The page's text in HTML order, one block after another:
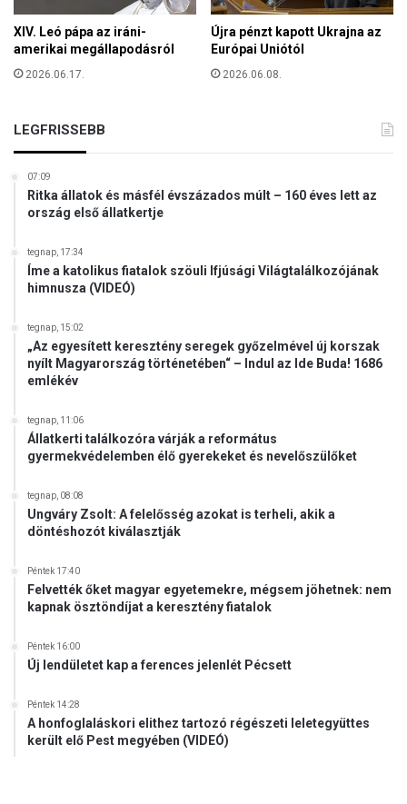
ó
l
a
k
m
a
XIV. Leó pápa az iráni-
amerikai megállapodásról
2026.06.17.
Újra pénzt kapott Ukrajna az
Európai Uniótól
2026.06.08.
LEGFRISSEBB
07:09
Ritka állatok és másfél évszázados múlt – 160 éves lett az
ország első állatkertje
tegnap, 17:34
Íme a katolikus fiatalok szöuli Ifjúsági Világtalálkozójának
himnusza (VIDEÓ)
tegnap, 15:02
„Az egyesített keresztény seregek győzelmével új korszak
nyílt Magyarország történetében“ – Indul az Ide Buda! 1686
emlékév
tegnap, 11:06
Állatkerti találkozóra várják a református
gyermekvédelemben élő gyerekeket és nevelőszülőket
tegnap, 08:08
Ungváry Zsolt: A felelősség azokat is terheli, akik a
döntéshozót kiválasztják
Péntek 17:40
Felvették őket magyar egyetemekre, mégsem jöhetnek: nem
kapnak ösztöndíjat a keresztény fiatalok
Péntek 16:00
Új lendületet kap a ferences jelenlét Pécsett
Péntek 14:28
A honfoglaláskori elithez tartozó régészeti leletegyüttes
került elő Pest megyében (VIDEÓ)